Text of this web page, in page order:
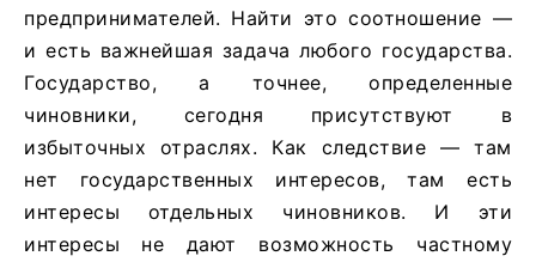
предпринимателей. Найти это соотношение —
и есть важнейшая задача любого государства.
Государство, а точнее, определенные
чиновники, сегодня присутствуют в
избыточных отраслях. Как следствие — там
нет государственных интересов, там есть
интересы отдельных чиновников. И эти
интересы не дают возможность частному